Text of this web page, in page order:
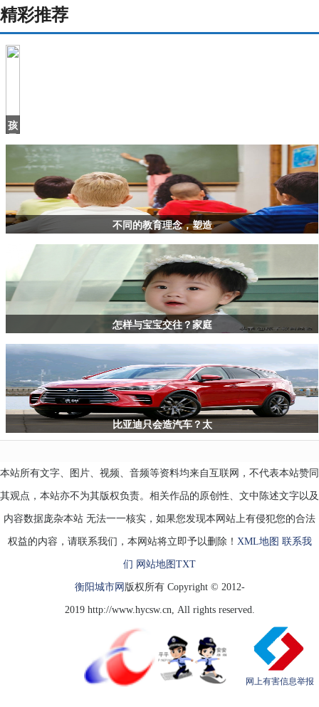
精彩推荐
孩
钱，
长
样
做
不同的教育理念，塑造
怎样与宝宝交往？家庭
比亚迪只会造汽车？太
本站所有文字、图片、视频、音频等资料均来自互联网，不代表本站赞同
其观点，本站亦不为其版权负责。相关作品的原创性、文中陈述文字以及
内容数据庞杂本站 无法一一核实，如果您发现本网站上有侵犯您的合法
权益的内容，请联系我们，本网站将立即予以删除！ XML地图 联系我
们 网站地图 TXT
衡阳城市网 版权所有 Copyright © 2012-
2019 http://www.hycsw.cn, All rights reserved.
网上有害信息举报